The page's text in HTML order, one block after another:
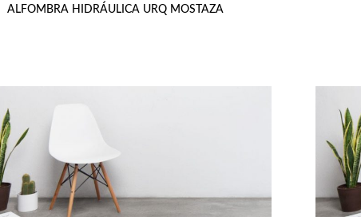
ALFOMBRA HIDRÁULICA URQ MOSTAZA